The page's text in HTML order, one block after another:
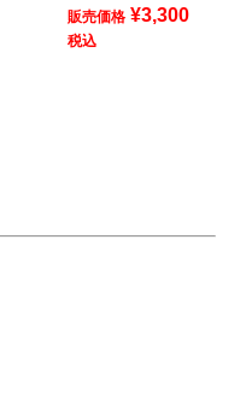
販売価格 ¥3,300
税込